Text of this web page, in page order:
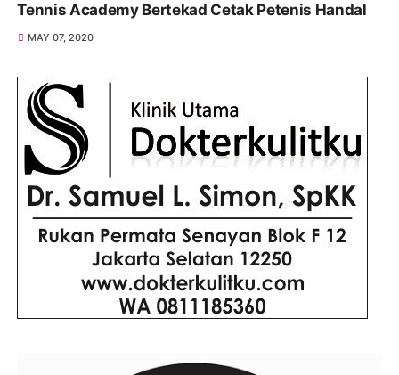
Tennis Academy Bertekad Cetak Petenis Handal
MAY 07, 2020